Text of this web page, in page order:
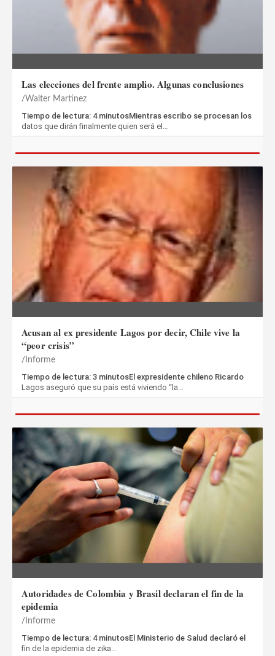
Las elecciones del frente amplio. Algunas conclusiones
Walter Martinez
Tiempo de lectura: 4 minutosMientras escribo se procesan los
datos que dirán finalmente quien será el…
Acusan al ex presidente Lagos por decir, Chile vive la
“peor crisis”
Informe
Tiempo de lectura: 3 minutosEl expresidente chileno Ricardo
Lagos aseguró que su país está viviendo “la…
Autoridades de Colombia y Brasil declaran el fin de la
epidemia
Informe
Tiempo de lectura: 4 minutosEl Ministerio de Salud declaró el
fin de la epidemia de zika…